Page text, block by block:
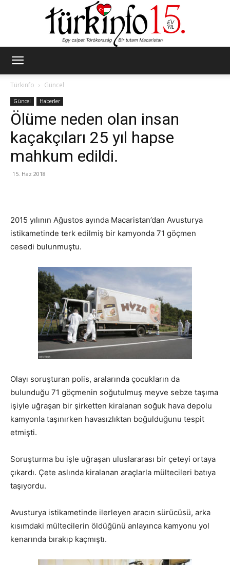
Türkinfo
Güncel
Güncel Haberler
Ölüme neden olan insan
kaçakçıları 25 yıl hapse
mahkum edildi.
15. Haz 2018
2015 yılının Ağustos ayında Macaristan’dan Avusturya
istikametinde terk edilmiş bir kamyonda 71 göçmen
cesedi bulunmuştu.
Olayı soruşturan polis, aralarında çocukların da
bulunduğu 71 göçmenin soğutulmuş meyve sebze taşıma
işiyle uğraşan bir şirketten kiralanan soğuk hava depolu
kamyonla taşınırken havasızlıktan boğulduğunu tespit
etmişti.
Soruşturma bu işle uğraşan uluslararası bir çeteyi ortaya
çıkardı. Çete aslında kiralanan araçlarla mültecileri batıya
taşıyordu.
Avusturya istikametinde ilerleyen aracın sürücüsü, arka
kısımdaki mültecilerin öldüğünü anlayınca kamyonu yol
kenarında bırakıp kaçmıştı.